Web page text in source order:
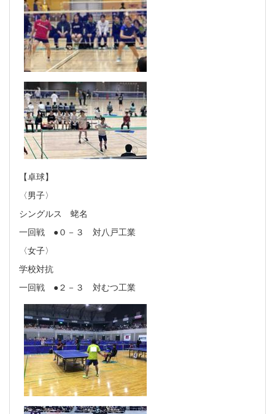
【卓球】
〈男子〉
シングルス 蛯名
一回戦 ●０－３ 対八戸工業
〈女子〉
学校対抗
一回戦 ●２－３ 対むつ工業